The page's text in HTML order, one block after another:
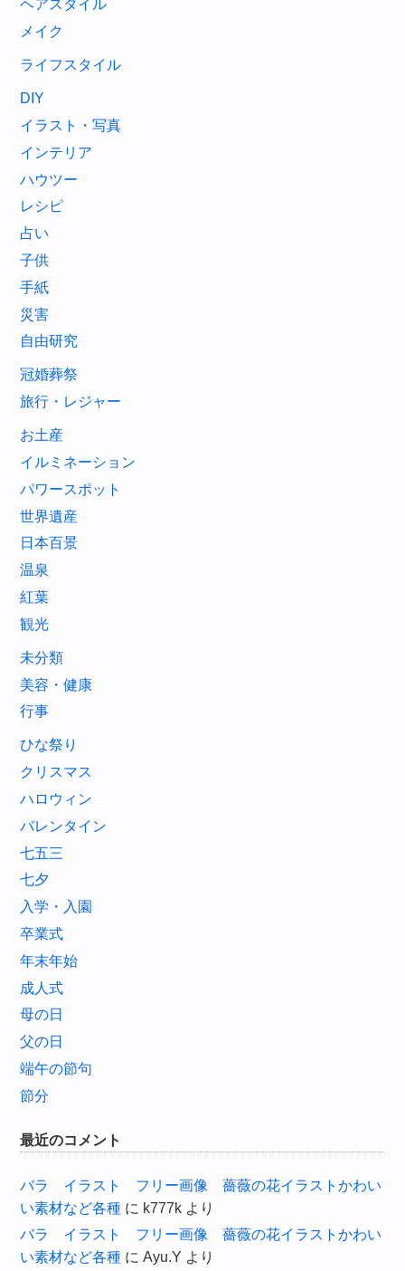
ヘアスタイル
メイク
ライフスタイル
DIY
イラスト・写真
インテリア
ハウツー
レシピ
占い
子供
手紙
災害
自由研究
冠婚葬祭
旅行・レジャー
お土産
イルミネーション
パワースポット
世界遺産
日本百景
温泉
紅葉
観光
未分類
美容・健康
行事
ひな祭り
クリスマス
ハロウィン
バレンタイン
七五三
七夕
入学・入園
卒業式
年末年始
成人式
母の日
父の日
端午の節句
節分
最近のコメント
バラ イラスト フリー画像 薔薇の花イラストかわい
い素材など各種 に k777k より
バラ イラスト フリー画像 薔薇の花イラストかわい
い素材など各種 にAyu.Y より